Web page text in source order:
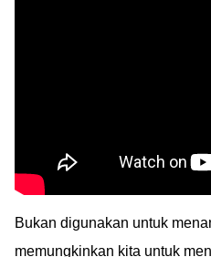
Bukan digunakan untuk
memungkinkan kita untuk